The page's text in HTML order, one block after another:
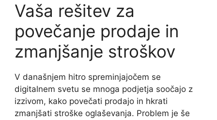
Vaša rešitev za
povečanje prodaje in
zmanjšanje stroškov
V današnjem hitro spreminjajočem se
digitalnem svetu se mnoga podjetja soočajo z
izzivom, kako povečati prodajo in hkrati
zmanjšati stroške oglaševanja. Problem je še